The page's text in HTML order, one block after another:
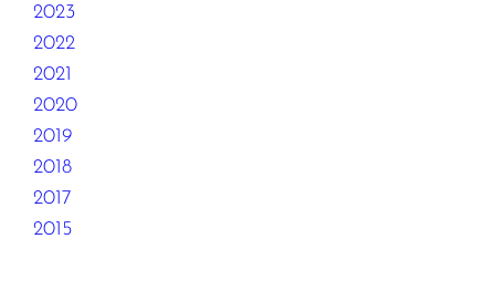
2023
2022
2021
2020
2019
2018
2017
2015